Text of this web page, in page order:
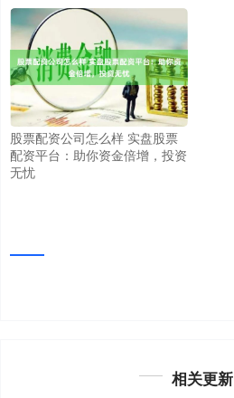
股票配资公司怎么样 实盘股票
配资平台：助你资金倍增，投资
无忧
相关更新